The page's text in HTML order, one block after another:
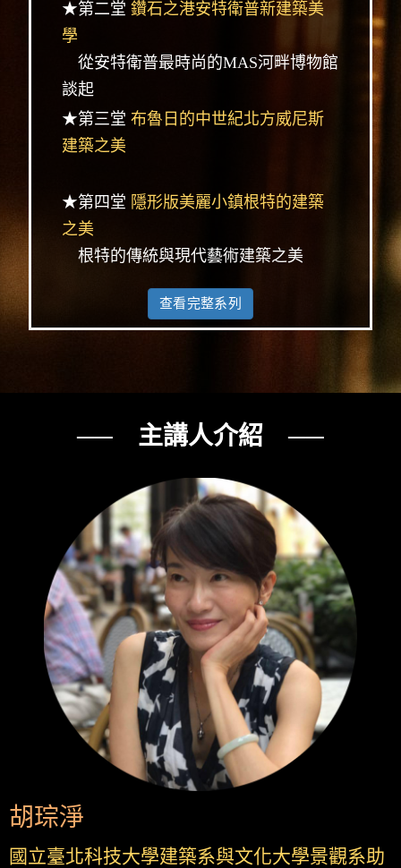
★第二堂 鑽石之港安特衛普新建築美
學
從安特衛普最時尚的MAS河畔博物館
談起
★第三堂 布魯日的中世紀北方威尼斯
建築之美
★第四堂 隱形版美麗小鎮根特的建築
之美
根特的傳統與現代藝術建築之美
查看完整系列
── 主講人介紹 ──
胡琮淨
國立臺北科技大學建築系與文化大學景觀系助